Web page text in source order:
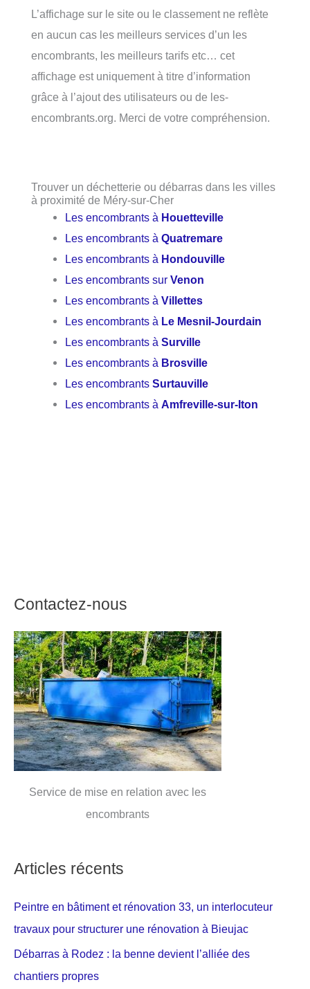
L’affichage sur le site ou le classement ne reflète
en aucun cas les meilleurs services d’un les
encombrants, les meilleurs tarifs etc… cet
affichage est uniquement à titre d’information
grâce à l’ajout des utilisateurs ou de les-
encombrants.org. Merci de votre compréhension.
Trouver un déchetterie ou débarras dans les villes
à proximité de Méry-sur-Cher
Les encombrants à Houetteville
Les encombrants àQuatremare
Les encombrants à Hondouville
Les encombrants surVenon
Les encombrants àVillettes
Les encombrants à Le Mesnil-Jourdain
Les encombrants àSurville
Les encombrants à Brosville
Les encombrantsSurtauville
Les encombrants àAmfreville-sur-Iton
Contactez-nous
Service de mise en relation avec les
encombrants
Articles récents
Peintre en bâtiment et rénovation 33, un interlocuteur
travaux pour structurer une rénovation à Bieujac
Débarras à Rodez : la benne devient l’alliée des
chantiers propres